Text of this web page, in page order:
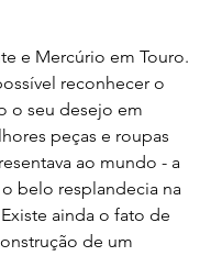
e Mercúrio em Touro.
reconhecer o
o seu desejo em
peças e roupas
ao mundo - a
belo resplandecia na
ainda o fato de
de um